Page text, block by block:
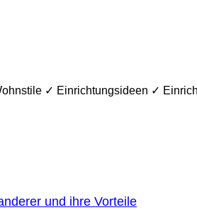
✓ Einrichtungsideen ✓